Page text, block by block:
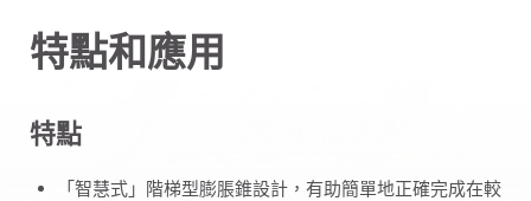
特點和應用
特點
「智慧式」階梯型膨脹錐設計，有助簡單地正確完成在較